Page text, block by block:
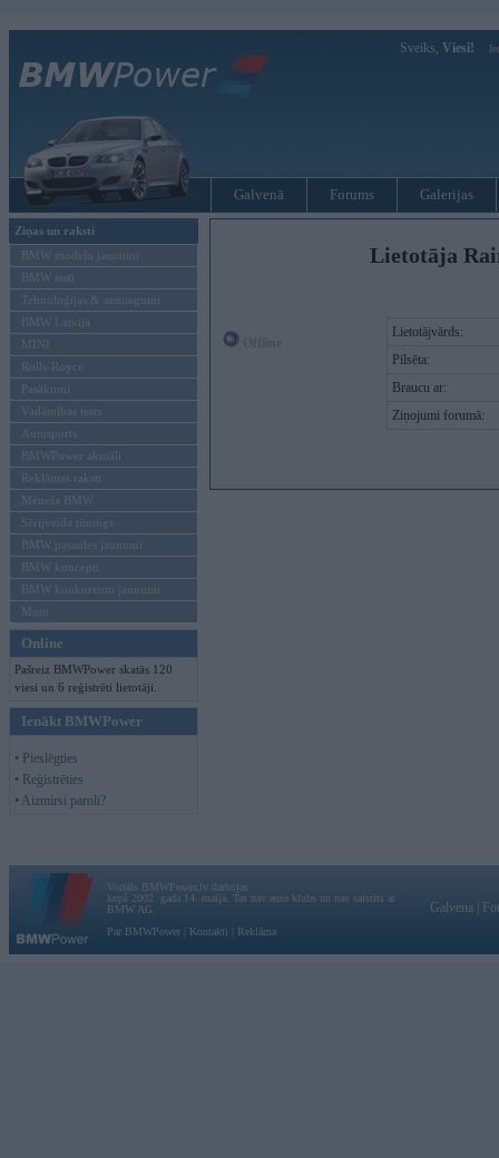
Sveiks, Viesi!
Galvenā Forums Galerijas
Ziņas un raksti
BMW modeļu jaunumi
BMW testi
Tehnoloģijas & sasniegumi
BMW Latvijā
MINI
Rolls-Royce
Pasākumi
Vadāmības tests
Autosports
BMWPower aktuāli
Reklāmas raksti
Mēneša BMW
Sērijveida tūnings
BMW pasaules jaunumi
BMW koncepti
BMW konkurentu jaunumi
Moto
Online
Pašreiz BMWPower skatās 120
viesi un 6 reģistrēti lietotāji.
Ienākt BMWPower
• Pieslēgties
• Reģistrēties
• Aizmirsi paroli?
Lietotāja
Lietotājvārds:
Pilsēta:
Braucu ar:
Ziņojumi forumā:
Vortāls BMWPower.lv darbojas
kopš 2002. gada 14. maija. Tas nav auto klubs un nav saistīts ar
BMW AG.
Par BMWPower
Kontakti Reklāma
Galvena